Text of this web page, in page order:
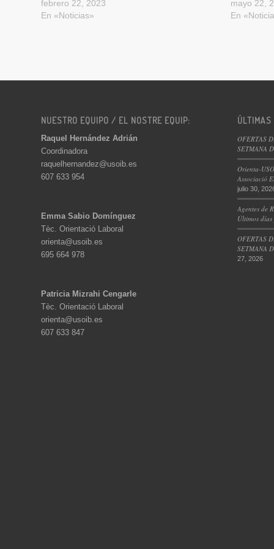
febrero 22, 2023
En «Noticias»
mayo 22,
En
NUESTRO EQUIPO / EL NOSTRE EQUIP:
Raquel Hernández Adrián
Coordinadora
raquelhernandez@usoib.es
607 633 954
Emma Sabio Domínguez
Tèc. Orientació Laboral
orienta@usoib.es
695 664 978
Patricia Mizrahi Cengarle
Tèc. Orientació Laboral
orienta@usoib.es
607 633 847
ÚLTIMAS
OFERTAS
SETMANA
Orienta-
Associació
julio 30,
Agentes de
Últimos
OFERTAS
SETMANA
27, 2026